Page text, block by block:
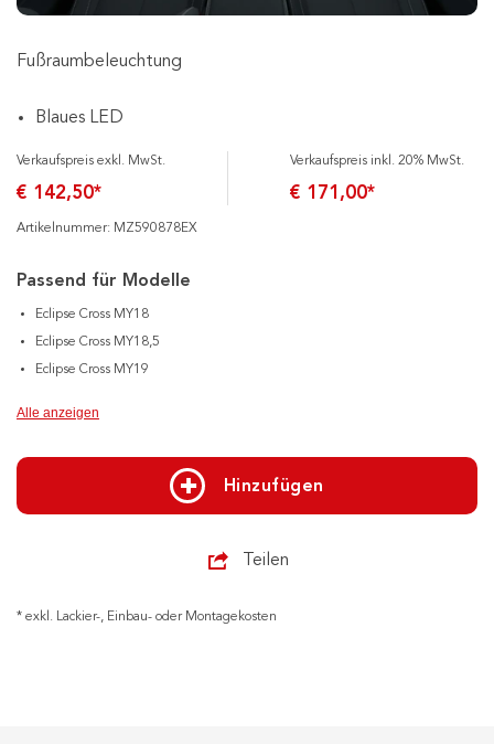
Fußraumbeleuchtung
Blaues LED
Verkaufspreis exkl. MwSt.
€ 142,50*
Verkaufspreis inkl. 20% MwSt.
€ 171,00*
Artikelnummer: MZ590878EX
Passend für Modelle
Eclipse Cross MY18
Eclipse Cross MY18,5
Eclipse Cross MY19
Alle anzeigen
Hinzufügen
Teilen
* exkl. Lackier-, Einbau- oder Montagekosten